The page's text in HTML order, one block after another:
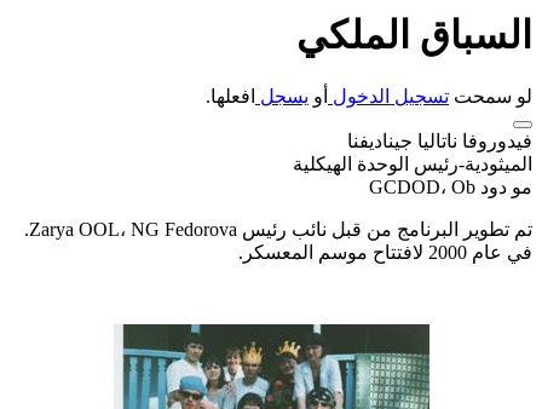
السباق الملكي
لو سمحت تسجيل الدخول أو يسجل افعلها.
فيدوروفا ناتاليا جيناديفنا
الميثودية-رئيس الوحدة الهيكلية
مو دود GCDOD، Ob
تم تطوير البرنامج من قبل نائب رئيس Zarya OOL، NG Fedorova.
في عام 2000 لافتتاح موسم المعسكر.